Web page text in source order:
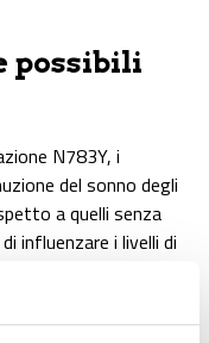
possibili
N783Y, i
del sonno degli
a quelli senza
influenzare i livelli di
significativo è il
genetica dormono